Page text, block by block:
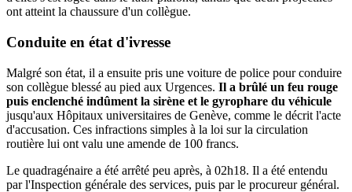
ont atteint la chaussure d'un collègue.
Conduite en état d'ivresse
Malgré son état, il a ensuite pris une voiture de police pour conduire
son collègue blessé au pied aux Urgences. Il a brûlé un feu rouge
puis enclenché indûment la sirène et le gyrophare du véhicule
jusqu'aux Hôpitaux universitaires de Genève, comme le décrit l'acte
d'accusation. Ces infractions simples à la loi sur la circulation
routière lui ont valu une amende de 100 francs.
Le quadragénaire a été arrêté peu après, à 02h18. Il a été entendu
par l'Inspection générale des services, puis par le procureur général.